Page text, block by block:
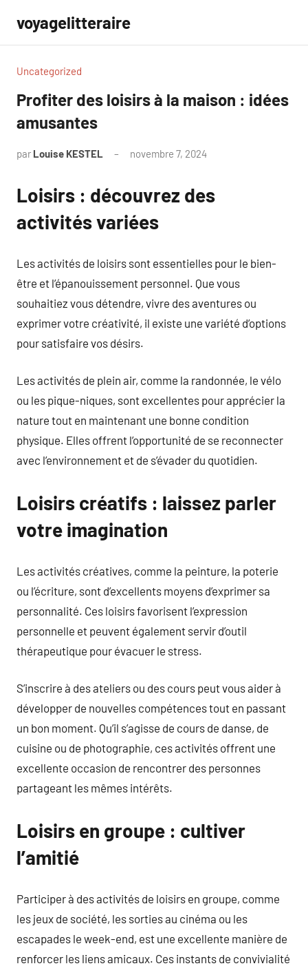
contenu
voyagelitteraire
Uncategorized
Profiter des loisirs à la maison : idées
amusantes
par Louise KESTEL novembre 7, 2024
Loisirs : découvrez des
activités variées
Les activités de loisirs sont essentielles pour le bien-
être et l’épanouissement personnel. Que vous
souhaitiez vous détendre, vivre des aventures ou
exprimer votre créativité, il existe une variété d’options
pour satisfaire vos désirs.
Les activités de plein air, comme la randonnée, le vélo
ou les pique-niques, sont excellentes pour apprécier la
nature tout en maintenant une bonne condition
physique. Elles offrent l’opportunité de se reconnecter
avec l’environnement et de s’évader du quotidien.
Loisirs créatifs : laissez parler
votre imagination
Les activités créatives, comme la peinture, la poterie
ou l’écriture, sont d’excellents moyens d’exprimer sa
personnalité. Ces loisirs favorisent l’expression
personnelle et peuvent également servir d’outil
thérapeutique pour évacuer le stress.
S’inscrire à des ateliers ou des cours peut vous aider à
développer de nouvelles compétences tout en passant
un bon moment. Qu’il s’agisse de cours de danse, de
cuisine ou de photographie, ces activités offrent une
excellente occasion de rencontrer des personnes
partageant les mêmes intérêts.
Loisirs en groupe : cultiver
l’amitié
Participer à des activités de loisirs en groupe, comme
les jeux de société, les sorties au cinéma ou les
escapades le week-end, est une excellente manière de
renforcer les liens amicaux. Ces instants de convivialité